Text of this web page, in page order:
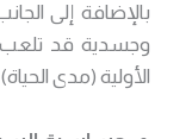
بالإضافة إلى
وجسدية قد
الأولية (مدى